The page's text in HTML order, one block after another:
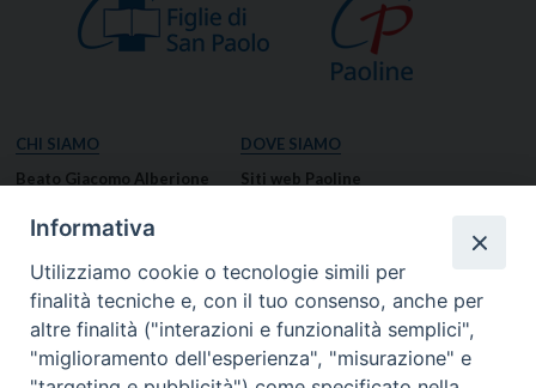
CHI SIAMO
Beato Giacomo Alberione
Missione Paolina
Luoghi delle Origini
Governo Generale
DOVE SIAMO
Siti web Paoline
Notizie dal governo generale
Notizie in breve
RISORSE
Informativa
Utilizziamo cookie o tecnologie simili per
finalità tecniche e, con il tuo consenso, anche per
altre finalità ("interazioni e funzionalità semplici",
"miglioramento dell'esperienza", "misurazione" e